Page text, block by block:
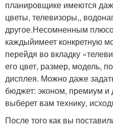
планировщике имеются
цветы, телевизоры,,
другое.Несомненным
каждыйимеет конкретную
перейдя во вкладку
его цвет, размер, модель,
дисплея. Можно даже
бюджет: эконом, премиум
выберет вам технику,
После того как вы